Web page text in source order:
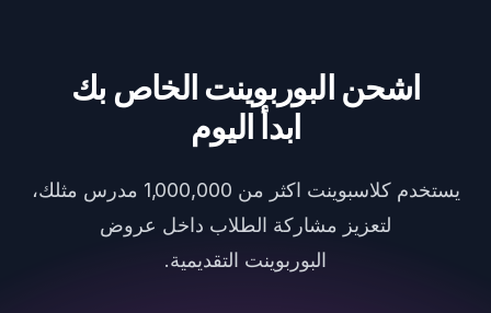
اشحن البوربوينت الخاص بك
ابدأ اليوم
يستخدم كلاسبوينت اكثر من 1,000,000 مدرس مثلك،
لتعزيز مشاركة الطلاب داخل عروض
البوربوينت التقديمية.